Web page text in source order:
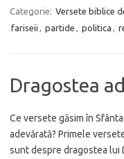
Categorie: Versete biblice
fariseii
partide politica
Dragostea
Ce versete găsim în
adevărată? Primele
sunt despre dragostea lui